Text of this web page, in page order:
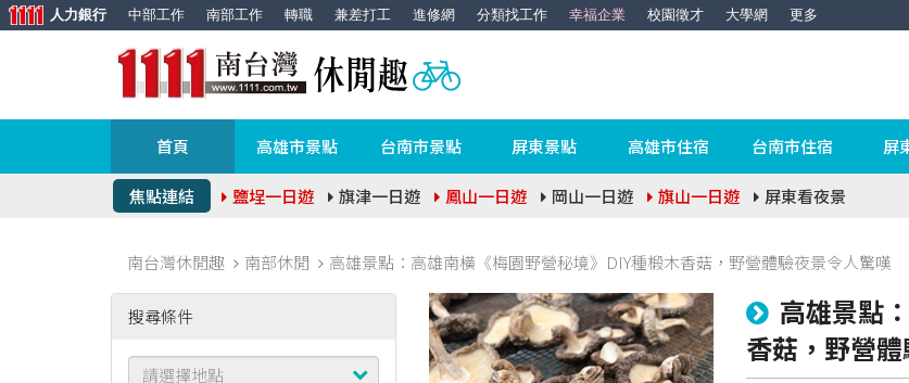
人力銀行 中部工作 南部工作 轉職 兼差打工 進修網 分類找工作 幸福企業 校園徵才 大學網 更多
首頁 高雄市景點 台南市景點 屏東景點 高雄市住宿 台南市住宿 屏
焦點連結 鹽埕一日遊 旗津一日遊 鳳山一日遊 岡山一日遊 旗山一日遊 屏東看夜景
南台灣休閒趣 南部休閒 高雄景點：高雄南橫《梅園野營秘境》DIY種椴木香菇，野營體驗夜景令人驚嘆
搜尋條件
高雄景點
香菇，野營